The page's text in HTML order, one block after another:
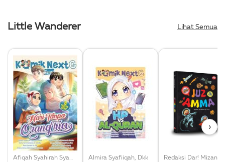
Little Wanderer Lihat Semua
Afiqah Syahirah Syamni, Dkk Almira Syafiiqah, Dkk Redaksi Dar! Mizan
›